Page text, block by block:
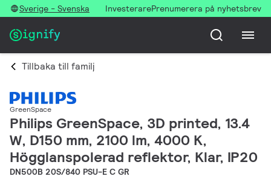
Sverige - Svenska InvesterarePrenumerera på nyhetsbrev
Tillbaka till familj
GreenSpace
Philips GreenSpace, 3D printed, 13.4
W, D150 mm, 2100 lm, 4000 K,
Högglanspolerad reflektor, Klar, IP20
DN500B 20S/840 PSU-E C GR